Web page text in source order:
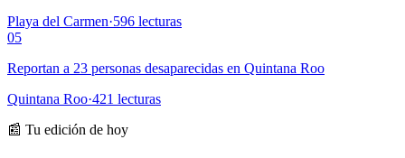
Playa del Carmen·596 lecturas
05
Reportan a 23 personas desaparecidas en Quintana Roo
Quintana Roo·421 lecturas
📰 Tu edición de hoy